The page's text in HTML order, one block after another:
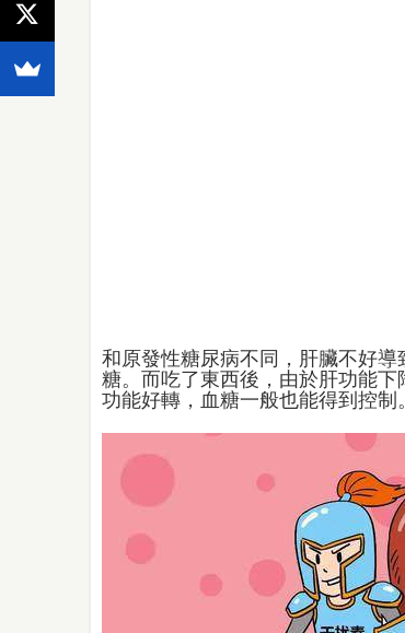
和原發性糖尿病不同，肝臟不好
糖。而吃了東西後，由於肝功能
功能好轉，血糖一般也能得到控制